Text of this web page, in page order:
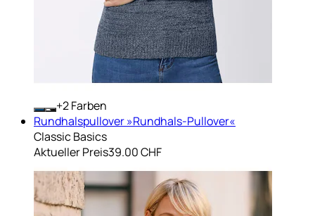
+ Farben
Rundhalspullover »Rundhals-Pullover«
Classic Basics
Aktueller Preis39.00 CHF